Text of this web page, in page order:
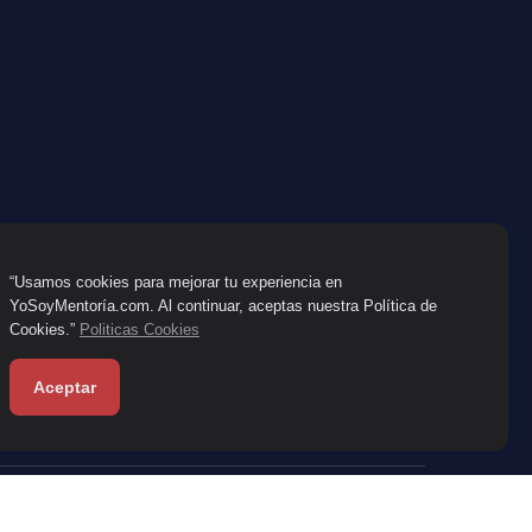
“Usamos cookies para mejorar tu experiencia en
YoSoyMentoría.com. Al continuar, aceptas nuestra Política de
Cookies.” Politicas Cookies
Aceptar